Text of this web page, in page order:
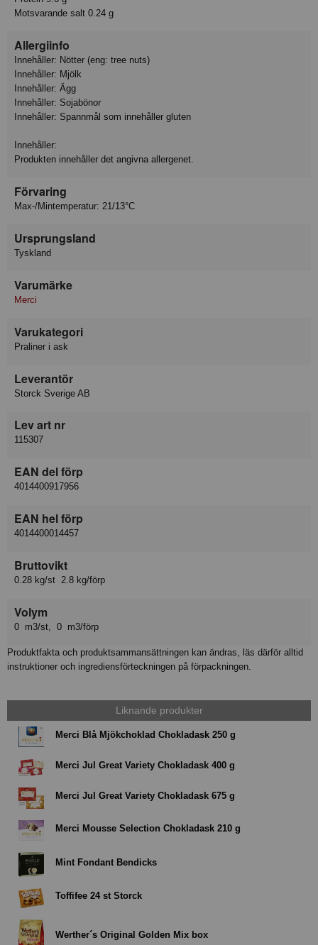
Motsvarande salt 0.24 g
Allergiinfo
Innehåller: Nötter (eng: tree nuts)
Innehåller: Mjölk
Innehåller: Ägg
Innehåller: Sojabönor
Innehåller: Spannmål som innehåller gluten
Innehåller:
Produkten innehåller det angivna allergenet.
Förvaring
Max-/Mintemperatur: 21/13°C
Ursprungsland
Tyskland
Varumärke
Merci
Varukategori
Praliner i ask
Leverantör
Storck Sverige AB
Lev art nr
115307
EAN del förp
4014400917956
EAN hel förp
4014400014457
Bruttovikt
0.28 kg/st 2.8 kg/förp
Volym
0 m3/st, 0 m3/förp
Produktfakta och produktsammansättningen kan ändras, läs därför alltid
instruktioner och ingrediensförteckningen på förpackningen.
Liknande produkter
Merci Blå Mjökchoklad Chokladask 250 g
Merci Jul Great Variety Chokladask 400 g
Merci Jul Great Variety Chokladask 675 g
Merci Mousse Selection Chokladask 210 g
Mint Fondant Bendicks
Toffifee 24 st Storck
Werther´s Original Golden Mix box